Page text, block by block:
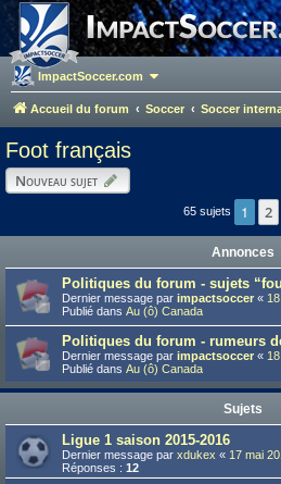
ImpactSoccer.com
Accueil du forum Soccer Soccer
Foot français
Nouveau sujet
65 sujets 1 2
Annonces
Politiques du forum - sujets
Dernier message par impactsoccer «
Publié dans Au (ô) Canada
Politiques du forum - rumeurs
Dernier message par impactsoccer «
Publié dans Au (ô) Canada
Sujets
Ligue 1 saison 2015-2016
Dernier message par xdukex « 17 mai
Réponses : 12